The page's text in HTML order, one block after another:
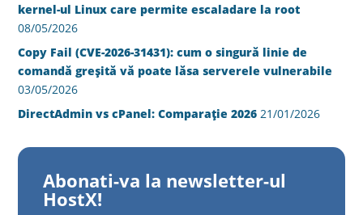
kernel-ul Linux care permite escaladare la root
08/05/2026
Copy Fail (CVE-2026-31431): cum o singură linie de
comandă greșită vă poate lăsa serverele vulnerabile
03/05/2026
DirectAdmin vs cPanel: Comparație 2026 21/01/2026
Abonati-va la newsletter-ul
HostX!